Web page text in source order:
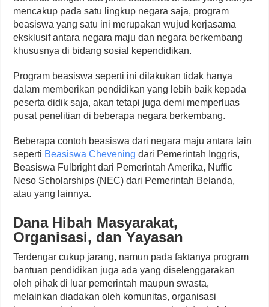
mencakup pada satu lingkup negara saja, program
beasiswa yang satu ini merupakan wujud kerjasama
eksklusif antara negara maju dan negara berkembang
khususnya di bidang sosial kependidikan.
Program beasiswa seperti ini dilakukan tidak hanya
dalam memberikan pendidikan yang lebih baik kepada
peserta didik saja, akan tetapi juga demi memperluas
pusat penelitian di beberapa negara berkembang.
Beberapa contoh beasiswa dari negara maju antara lain
seperti Beasiswa Chevening dari Pemerintah Inggris,
Beasiswa Fulbright dari Pemerintah Amerika, Nuffic
Neso Scholarships (NEC) dari Pemerintah Belanda,
atau yang lainnya.
Dana Hibah Masyarakat,
Organisasi, dan Yayasan
Terdengar cukup jarang, namun pada faktanya program
bantuan pendidikan juga ada yang diselenggarakan
oleh pihak di luar pemerintah maupun swasta,
melainkan diadakan oleh komunitas, organisasi